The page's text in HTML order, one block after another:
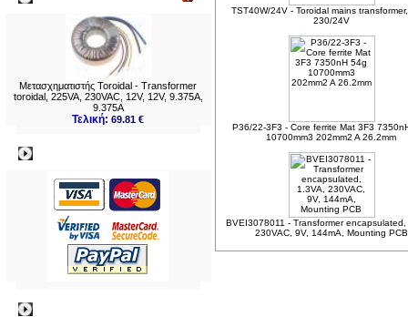
Μετασχηματιστής Toroidal - Transformer
toroidal, 225VA, 230VAC, 12V, 12V, 9.375A,
9.375A
Τελική:69.81 €
TST40W/24V - Toroidal mains
230/24V
P36/22-3F3 - Core ferrite Mat 3F3
10700mm3 202mm2 A 26.2mm
BVEI3078011 - Transformer encapsulated,
230VAC, 9V, 144mA, Mounting PCB